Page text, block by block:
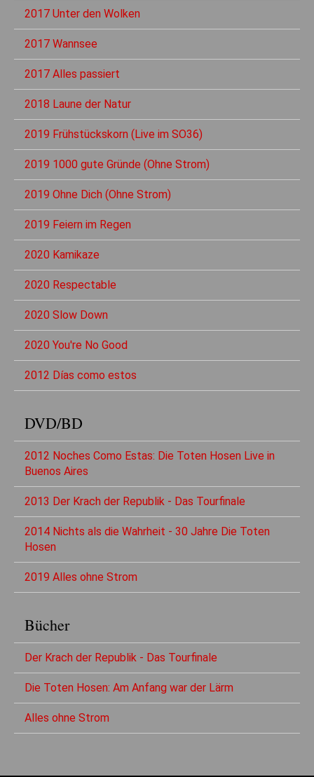
2017 Unter den Wolken
2017 Wannsee
2017 Alles passiert
2018 Laune der Natur
2019 Frühstückskorn (Live im SO36)
2019 1000 gute Gründe (Ohne Strom)
2019 Ohne Dich (Ohne Strom)
2019 Feiern im Regen
2020 Kamikaze
2020 Respectable
2020 Slow Down
2020 You're No Good
2012 Días como estos
DVD/BD
2012 Noches Como Estas: Die Toten Hosen Live in
Buenos Aires
2013 Der Krach der Republik - Das Tourfinale
2014 Nichts als die Wahrheit - 30 Jahre Die Toten
Hosen
2019 Alles ohne Strom
Bücher
Der Krach der Republik - Das Tourfinale
Die Toten Hosen: Am Anfang war der Lärm
Alles ohne Strom